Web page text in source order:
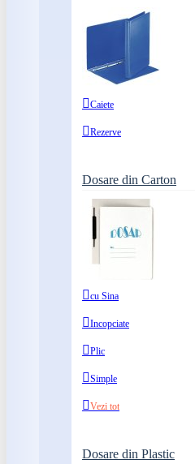
Caiete
Rezerve
Dosare din Carton
cu Sina
Incopciate
Plic
Simple
Vezi tot
Dosare din Plastic